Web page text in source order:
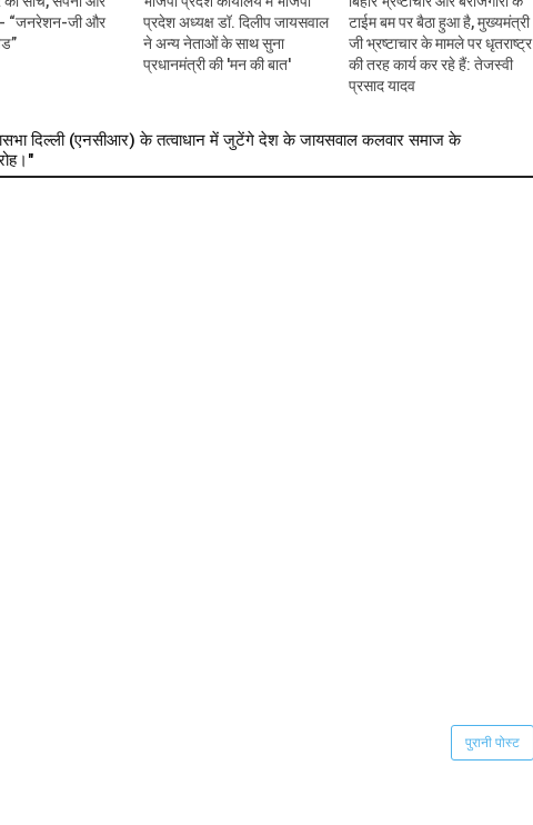
- “जनरेशन-जी और
प्रदेश अध्यक्ष डॉ. दिलीप जायसवाल
ने अन्य नेताओं के साथ सुना
प्रधानमंत्री की 'मन की बात'
टाईम बम पर बैठा हुआ है, मुख्यमंत्री
जी भ्रष्टाचार के मामले पर धृतराष्ट्र
की तरह कार्य कर रहे हैं: तेजस्वी
प्रसाद यादव
दिल्ली (एनसीआर) के तत्वाधान में जुटेंगे देश के जायसवाल कलवार समाज के
पुरानी पोस्ट